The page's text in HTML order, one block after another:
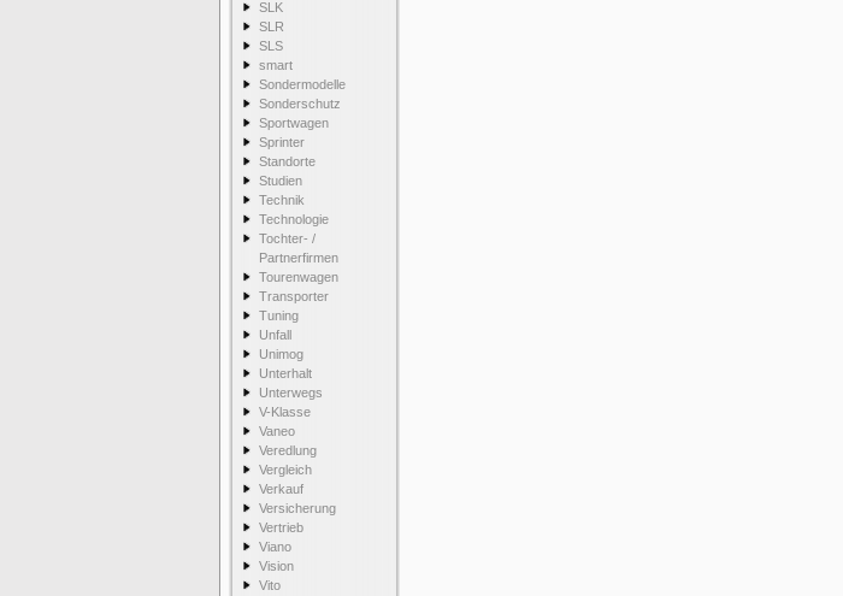
SLK
SLR
SLS
smart
Sondermodelle
Sonderschutz
Sportwagen
Sprinter
Standorte
Studien
Technik
Technologie
Tochter- /
Partnerfirmen
Tourenwagen
Transporter
Tuning
Unfall
Unimog
Unterhalt
Unterwegs
V-Klasse
Vaneo
Veredlung
Vergleich
Verkauf
Versicherung
Vertrieb
Viano
Vision
Vito